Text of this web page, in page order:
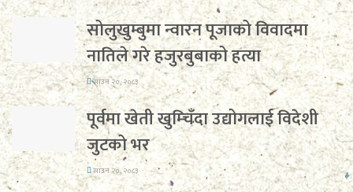
सोलुखुम्बुमा न्वारन पूजाको विवादमा
नातिले गरे हजुरबुबाको हत्या
साउन २०, २०८३
पूर्वमा खेती खुम्चिँदा उद्योगलाई विदेशी
जुटको भर
साउन २०, २०८३